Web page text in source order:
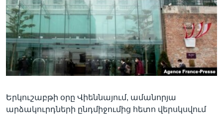
Լեզուներ
Երկուշաբթի օրը Վիեննայում, ամանորյա
արձակուրդների ընդմիջումից հետո վերսկսվում